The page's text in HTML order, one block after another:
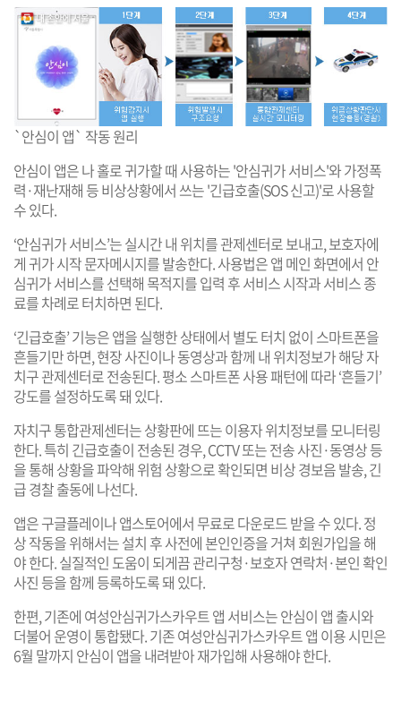
`안심이 앱` 작동 원리
안심이 앱은 나 홀로 귀가할 때 사용하는 '안심귀가 서비스'와 가정폭
력·재난재해 등 비상상황에서 쓰는 '긴급호출(SOS 신고)'로 사용할
수 있다.
‘안심귀가 서비스’는 실시간 내 위치를 관제센터로 보내고, 보호자에
게 귀가 시작 문자메시지를 발송한다. 사용법은 앱 메인 화면에서 안
심귀가 서비스를 선택해 목적지를 입력 후 서비스 시작과 서비스 종
료를 차례로 터치하면 된다.
‘긴급호출’ 기능은 앱을 실행한 상태에서 별도 터치 없이 스마트폰을
흔들기만 하면, 현장 사진이나 동영상과 함께 내 위치정보가 해당 자
치구 관제센터로 전송된다. 평소 스마트폰 사용 패턴에 따라 ‘흔들기’
강도를 설정하도록 돼 있다.
자치구 통합관제센터는 상황판에 뜨는 이용자 위치정보를 모니터링
한다. 특히 긴급호출이 전송된 경우, CCTV 또는 전송 사진·동영상 등
을 통해 상황을 파악해 위험 상황으로 확인되면 비상 경보음 발송, 긴
급 경찰 출동에 나선다.
앱은 구글플레이나 앱스토어에서 무료로 다운로드 받을 수 있다. 정
상 작동을 위해서는 설치 후 사전에 본인인증을 거쳐 회원가입을 해
야 한다. 실질적인 도움이 되게끔 관리구청·보호자 연락처·본인 확인
사진 등을 함께 등록하도록 돼 있다.
한편, 기존에 여성안심귀가스카우트 앱 서비스는 안심이 앱 출시와
더불어 운영이 통합됐다. 기존 여성안심귀가스카우트 앱 이용 시민은
6월 말까지 안심이 앱을 내려받아 재가입해 사용해야 한다.